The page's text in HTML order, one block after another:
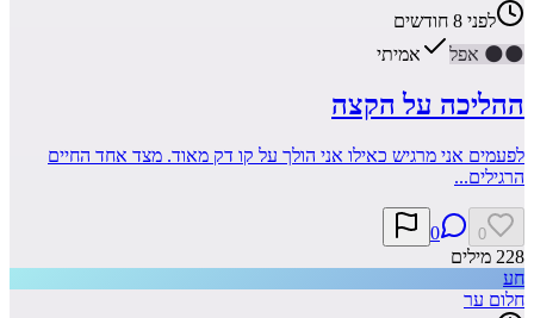
לפני 8 חודשים
🌑
🌑 אפל אמיתי
ההליכה על הקצה
לפעמים אני מרגיש כאילו אני הולך על קו דק מאוד. מצד אחד החיים
הרגילים...
0
0
228 מילים
חע
חלום ער